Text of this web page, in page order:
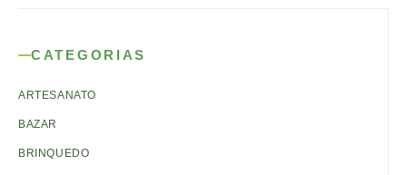
CATEGORIAS
ARTESANATO
BAZAR
BRINQUEDO